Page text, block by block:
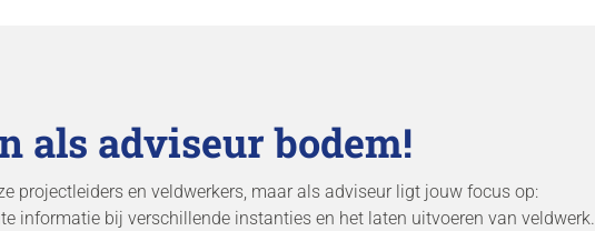
als adviseur bodem!
projectleiders en veldwerkers, maar als adviseur ligt jouw focus op:
informatie bij verschillende instanties en het laten uitvoeren van veldwerk.